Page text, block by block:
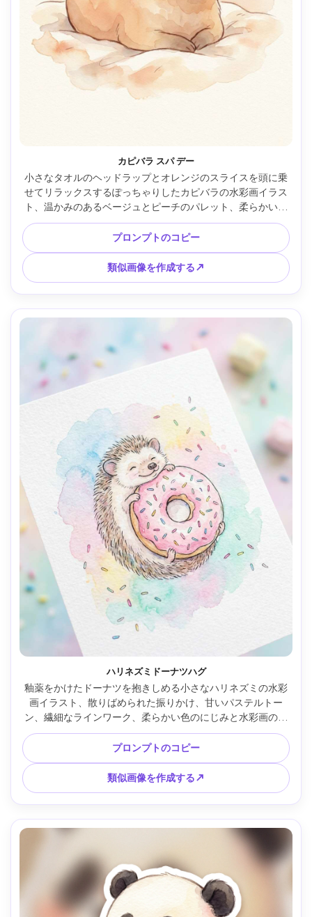
カピバラ スパ デー
小さなタオルのヘッドラップとオレンジのスライスを頭に乗
せてリラックスするぽっちゃりしたカピバラの水彩画イラス
ト、温かみのあるベージュとピーチのパレット、柔らかいウ
ォッシュと優しいエッジ、軽いスチームスワール、かわいい
カワイプロポーション、紙の質感が見える、清潔なネガティ
ブスペース、心地よい健康的な雰囲気、85mmレンズ、浅い
被写界深度 --ar 4:5
プロンプトのコピー
類似画像を作成する↗
ハリネズミドーナツハグ
釉薬をかけたドーナツを抱きしめる小さなハリネズミの水彩
画イラスト、散りばめられた振りかけ、甘いパステルトー
ン、繊細なラインワーク、柔らかい色のにじみと水彩画の粒
状化、下に微妙なシャドウウォッシュ、コールドプレス紙の
質感、遊び心のあるデザートをテーマにした保育園アートス
タイル、シンプルな背景、85mmレンズ、浅い被写界深度、
柔らかい映画のような照明 --ar 4:5
プロンプトのコピー
類似画像を作成する↗